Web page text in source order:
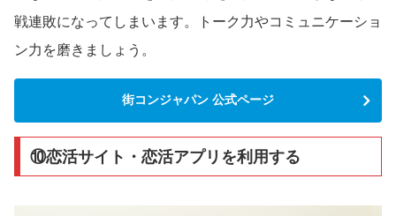
戦連敗になってしまいます。トーク力やコミュニケーショ
ン力を磨きましょう。
街コンジャパン 公式ページ
⑩恋活サイト・恋活アプリを利用する